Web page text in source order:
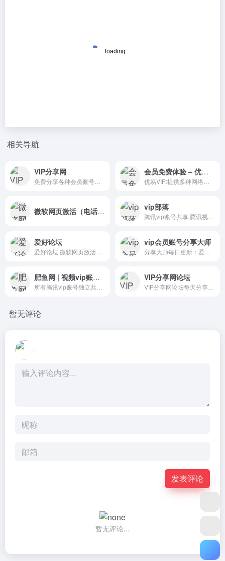
相关导航
VIP分享网 会员免费体验 – 优易VIP
微软网页激活（电话激活） vip部落
爱好论坛 vip会员账号分享大师
肥鱼网 | 视频vip账号共享 VIP分享网论坛
暂无评论
发表评论
暂无评论...